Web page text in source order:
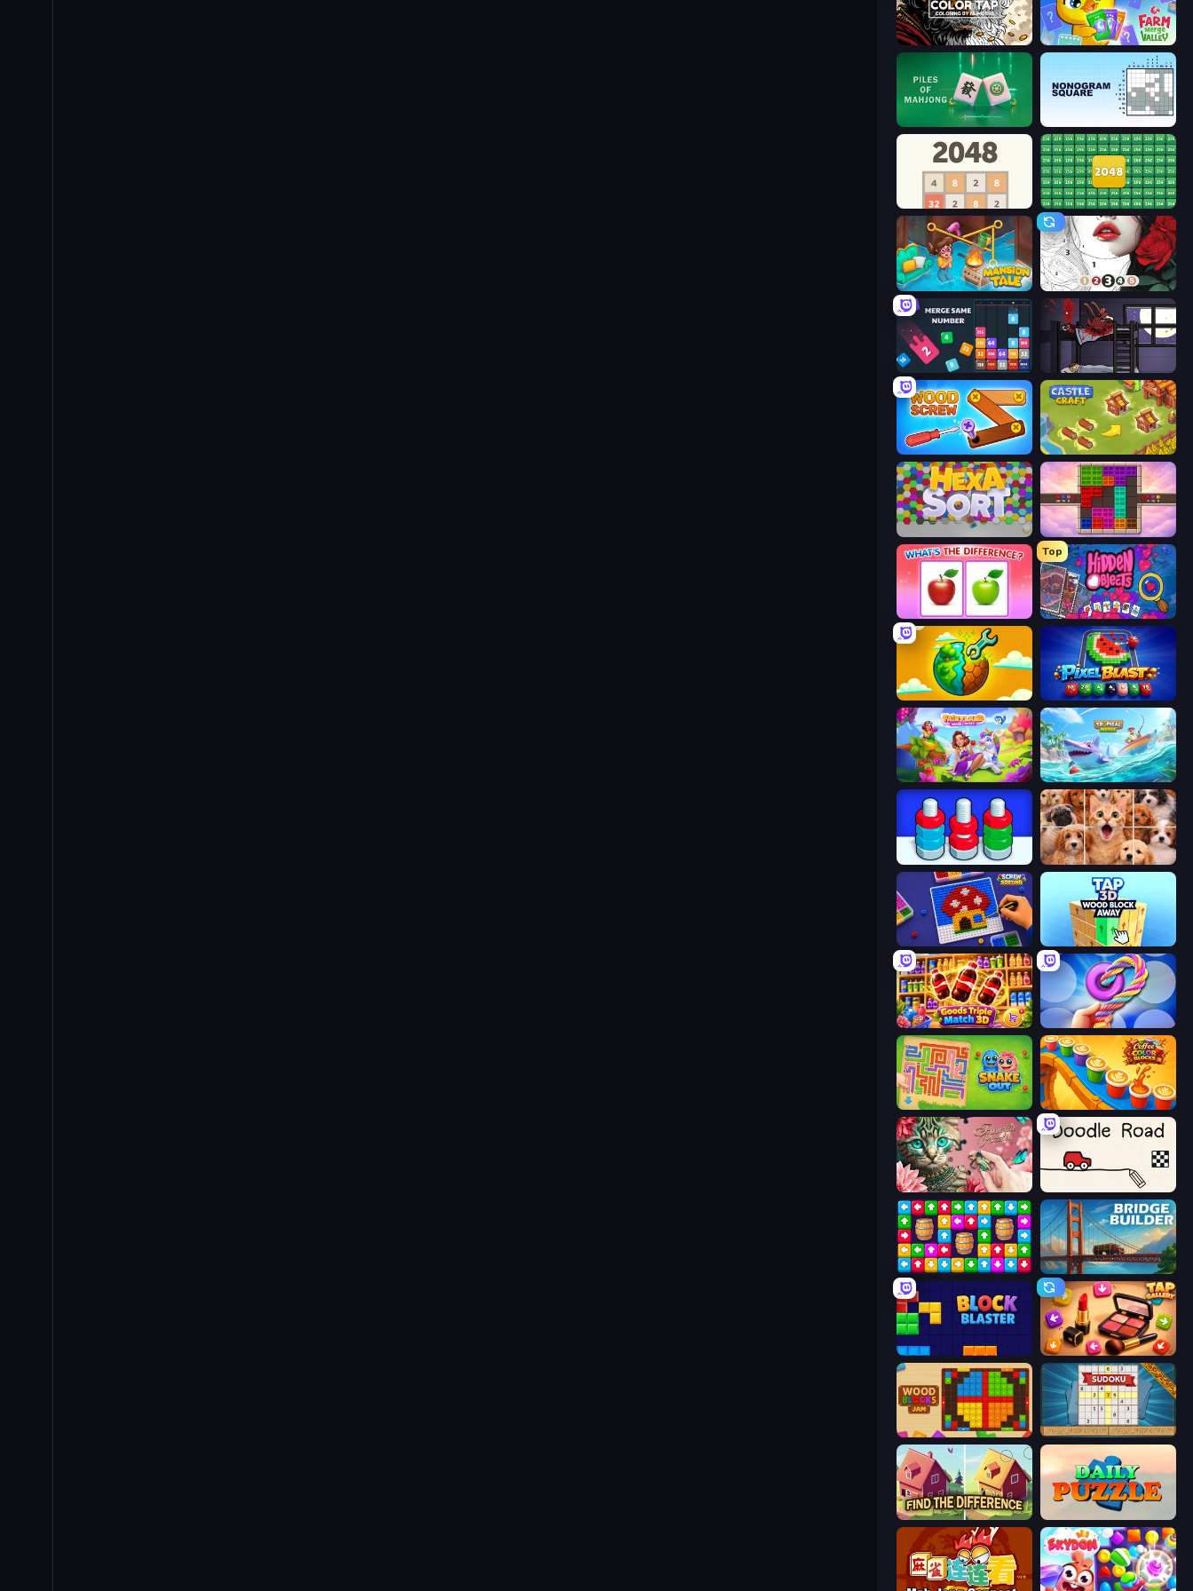
Color Tap: Coloring by Numbers Farm Merge Valley
Piles of Mahjong
2048 2048 Merge Blocks
Mansion Tale: Merge Secrets Numicolor
Drop & Merge the Numbers The Visitor
Wood Screw: Bolts Puzzle Castle Craft
Color Cube Puzzle
What's The Difference?
Top
Hidden Objects
Land Explorers: Merge & Build Pixel Blast
Fairyland Merge & Magic Tropical Merge
Jigpic Solitaire
Screw Sorting
Goods Triple Match 3D Twisted Tangle
Snake Out: Maze Escape Coffee Color Blocks
Favorite Puzzles
Tap Away Story Bridge Builder
Block Blaster Tap Gallery
Wood Blocks Jam Sudoku Online
Find The Difference Daily Puzzle